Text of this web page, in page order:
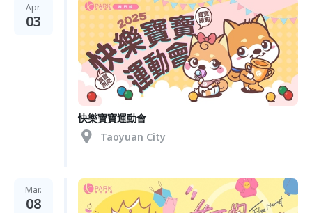
Apr.
03
快樂寶寶運動會
Taoyuan City
Mar.
08